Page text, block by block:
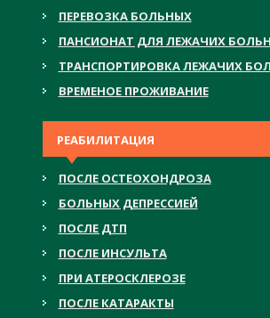
ПЕРЕВОЗКА БОЛЬНЫХ
ПАНСИОНАТ ДЛЯ ЛЕЖАЧИХ
ТРАНСПОРТИРОВКА ЛЕЖАЧИХ
ВРЕМЕНОЕ ПРОЖИВАНИЕ
РЕАБИЛИТАЦИЯ
ПОСЛЕ ОСТЕОХОНДРОЗА
БОЛЬНЫХ ДЕПРЕССИЕЙ
ПОСЛЕ ДТП
ПОСЛЕ ИНСУЛЬТА
ПРИ АТЕРОСКЛЕРОЗЕ
ПОСЛЕ КАТАРАКТЫ